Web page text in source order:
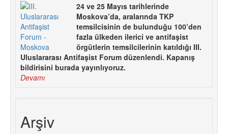
24 ve 25 Mayıs tarihlerinde
Moskova’da, aralarında TKP
temsilcisinin de bulunduğu 100’den
fazla ülkeden ilerici ve antifaşist
örgütlerin temsilcilerinin katıldığı III.
Uluslararası Antifaşist Forum düzenlendi. Kapanış
bildirisini burada yayınlıyoruz.
Devamı
Arşiv